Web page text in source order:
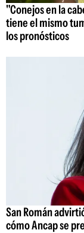
"Conejos en la
tiene el mismo
los pronósticos
San Román
cómo Ancap se